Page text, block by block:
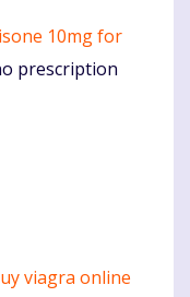
10mg for
prescription
viagra online